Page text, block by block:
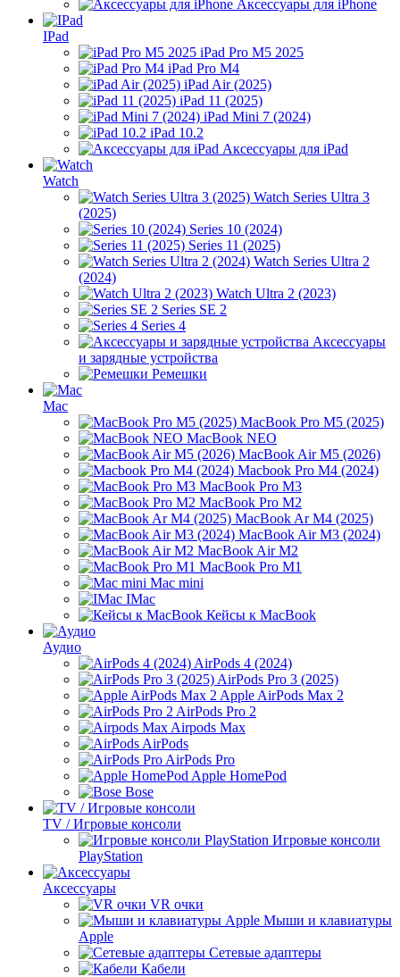
Аксессуары для iPhone
IPad
iPad Pro M5 2025
iPad Pro M4
iPad Air (2025)
iPad 11 (2025)
iPad Mini 7 (2024)
iPad 10.2
Аксессуары для iPad
Watch
Watch Series Ultra 3
(2025)
Series 10 (2024)
Series 11 (2025)
Watch Series Ultra 2
(2024)
Watch Ultra 2 (2023)
Series SE 2
Series 4
Аксессуары
и зарядные устройства
Ремешки
Mac
MacBook Pro M5 (2025)
MacBook NEO
MacBook Air M5 (2026)
Macbook Pro M4 (2024)
MacBook Pro M3
MacBook Pro M2
MacBook Ar M4 (2025)
MacBook Air M3 (2024)
MacBook Air M2
MacBook Pro M1
Mac mini
IMac
Кейсы к MacBook
Аудио
AirPods 4 (2024)
AirPods Pro 3 (2025)
Apple AirPods Max 2
AirPods Pro 2
Airpods Max
AirPods
AirPods Pro
Apple HomePod
Bose
TV / Игровые консоли
Игровые консоли
PlayStation
Аксессуары
VR очки
Мыши и клавиатуры
Apple
Сетевые адаптеры
Кабели